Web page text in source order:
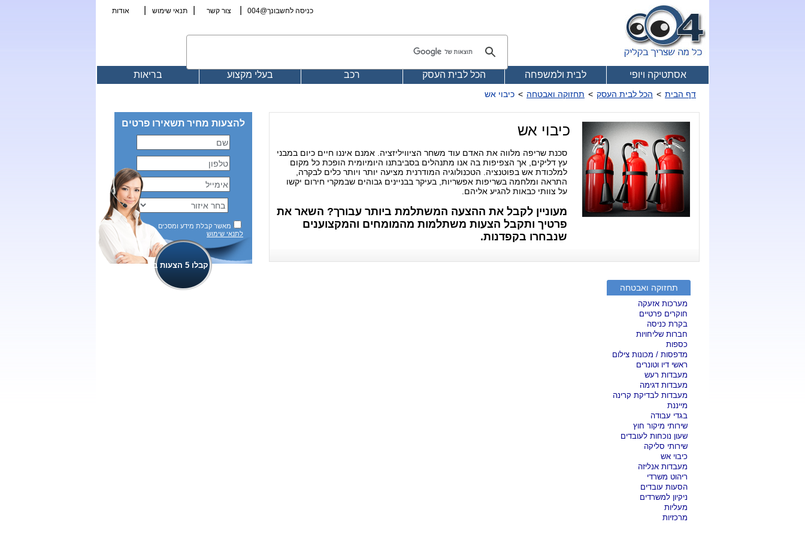
אודות תנאי שימוש צור קשר כניסה לחשבונך@004
אסתטיקה ויופי לבית ולמשפחה הכל לבית העסק רכב בעלי מקצוע בריאות
דף הבית > הכל לבית העסק > תחזוקה ואבטחה > כיבוי אש
כיבוי אש
סכנת שריפה מלווה את האדם עוד משחר הציוויליזציה. אמנם איננו חיים כיום במבני
עץ דליקים, אך הצפיפות בה אנו מתנהלים בסביבתנו היומיומית הופכת כל מקום
למלכודת אש בפוטנציה. הטכנולוגיה המודרנית מציעה יותר ויותר כלים לבקרה,
התראה ומלחמה בשריפות אפשריות, בעיקר בבניינים גבוהים שבמקרי חירום יקשו
על צוותי כבאות להגיע אליהם.
מעוניין לקבל את ההצעה המשתלמת ביותר עבורך? השאר את
פרטיך ותקבל הצעות משתלמות מהמומחים והמקצוענים
שנבחרו בקפדנות.
תחזוקה ואבטחה
מערכות אזעקה
חוקרים פרטיים
בקרת כניסה
חברות שליחויות
כספות
מדפסות / מכונות צילום
ראשי דיו וטונרים
מעבדות רעש
מעבדות דגימה
מעבדות לבדיקת קרינה
מייננת
בגדי עבודה
שירותי מיקור חוץ
שעון נוכחות לעובדים
שירותי סליקה
כיבוי אש
מעבדות אנליזה
ריהוט משרדי
הסעות עובדים
ניקיון למשרדים
מעליות
מרכזיות
להצעות מחיר תשאירו פרטים
מאשר קבלת מידע ומסכים
לתנאי שימוש